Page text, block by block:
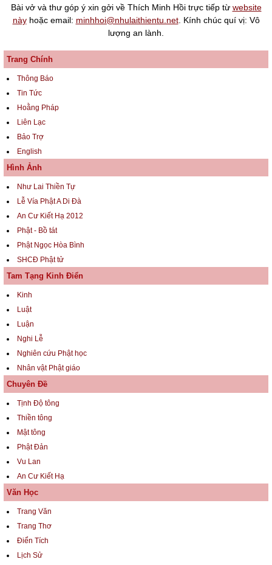
Bài vở và thư góp ý xin gởi về Thích Minh Hồi trực tiếp từ website
nàyhoặc email: minhhoi@nhulaithientu.net. Kính chúc quí vị: Vô
lượng an lành.
Trang Chính
Thông Báo
Tin Tức
Hoằng Pháp
Liên Lạc
Bảo Trợ
English
Hình Ảnh
Như Lai Thiền Tự
Lễ Vía Phật A Di Đà
An Cư Kiết Hạ 2012
Phật - Bồ tát
Phật Ngọc Hòa Bình
SHCĐ Phật tử
Tam Tạng Kinh Điển
Kinh
Luật
Luận
Nghi Lễ
Nghiên cứu Phật học
Nhân vật Phật giáo
Chuyên Đề
Tịnh Độ tông
Thiền tông
Mật tông
Phật Đản
Vu Lan
An Cư Kiết Hạ
Văn Học
Trang Văn
Trang Thơ
Điển Tích
Lịch Sử